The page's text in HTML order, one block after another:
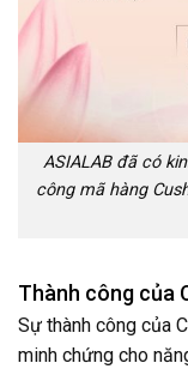
ASIALAB đã có
công mã hàng
Thành công của
Sự thành công của
minh chứng cho